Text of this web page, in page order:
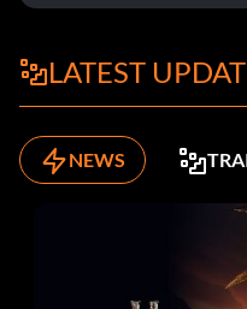
LATEST
NEWS